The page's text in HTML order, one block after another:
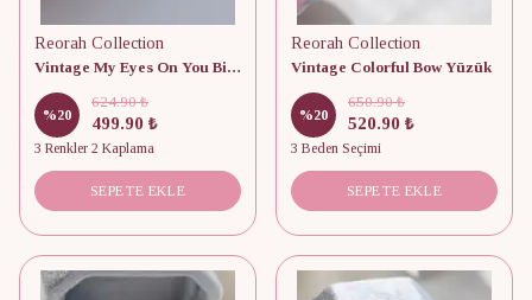
Reorah Collection
Vintage My Eyes On You Bileklik
%20
624.90 ₺
499.90 ₺
3 Renkler 2 Kaplama
SEPETE EKLE
Reorah Collection
Vintage Colorful Bow Yüzük
%20
650.90 ₺
520.90 ₺
3 Beden Seçimi
SEPETE EKLE